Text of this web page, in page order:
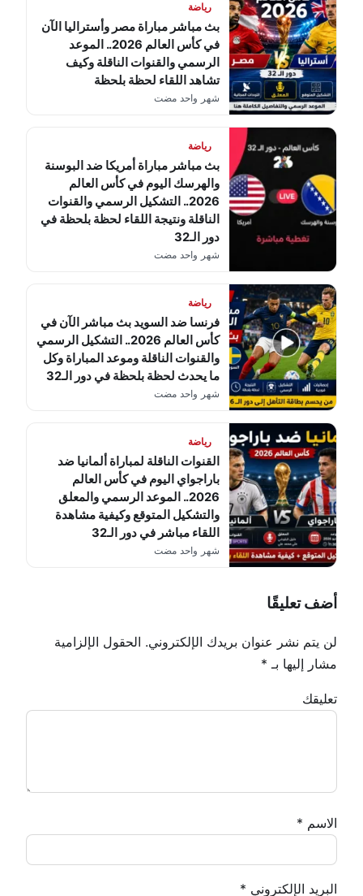
رياضة
بث مباشر مباراة مصر وأستراليا الآن
في كأس العالم 2026.. الموعد
الرسمي والقنوات الناقلة وكيف
تشاهد اللقاء لحظة بلحظة
شهر واحد مضت
رياضة
بث مباشر مباراة أمريكا ضد البوسنة
والهرسك اليوم في كأس العالم
2026.. التشكيل الرسمي والقنوات
الناقلة ونتيجة اللقاء لحظة بلحظة في
دور الـ32
شهر واحد مضت
رياضة
فرنسا ضد السويد بث مباشر الآن في
كأس العالم 2026.. التشكيل الرسمي
والقنوات الناقلة وموعد المباراة وكل
ما يحدث لحظة بلحظة في دور الـ32
شهر واحد مضت
رياضة
القنوات الناقلة لمباراة ألمانيا ضد
باراجواي اليوم في كأس العالم
2026.. الموعد الرسمي والمعلق
والتشكيل المتوقع وكيفية مشاهدة
اللقاء مباشر في دور الـ32
شهر واحد مضت
أضف تعليقًا
لن يتم نشر عنوان بريدك الإلكتروني. الحقول الإلزامية
مشار إليها بـ *
تعليقك
الاسم *
البريد الإلكتروني *